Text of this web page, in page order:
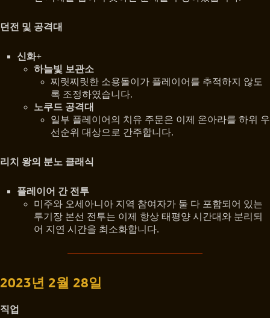
던전 및 공격대
신화+
하늘빛 보관소
찌릿찌릿한 소용돌이가 플레이어를 추적하지 않도
록 조정하였습니다.
노쿠드 공격대
일부 플레이어의 치유 주문은 이제 온아라를 하위 우
선순위 대상으로 간주합니다.
리치 왕의 분노 클래식
플레이어 간 전투
미주와 오세아니아 지역 참여자가 둘 다 포함되어 있는
투기장 본선 전투는 이제 항상 태평양 시간대와 분리되
어 지연 시간을 최소화합니다.
2023년 2월 28일
직업